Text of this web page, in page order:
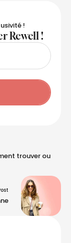
!
Rewell !
trouver ou